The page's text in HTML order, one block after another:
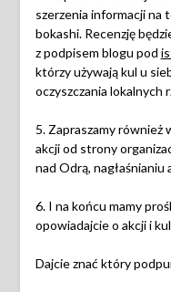
szerzenia informacji na
bokashi. Recenzję
z podpisem blogu pod
którzy używają kul u
oczyszczania lokalnych
5. Zapraszamy również
akcji od strony
nad Odrą, nagłaśnianiu
6. I na końcu mamy
opowiadajcie o akcji i
Dajcie znać który